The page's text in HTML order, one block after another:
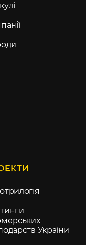
України